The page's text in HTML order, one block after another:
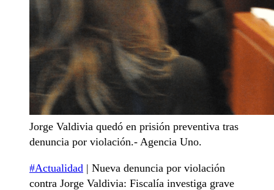
Jorge Valdivia quedó en prisión preventiva tras
denuncia por violación.- Agencia Uno.
#Actualidad | Nueva denuncia por violación
contra Jorge Valdivia: Fiscalía investiga grave